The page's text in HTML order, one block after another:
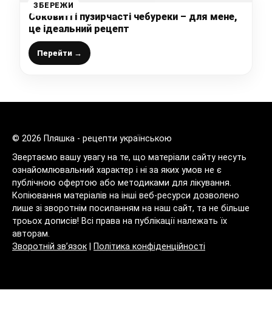
ЗБЕРЕЖИ
Соковиті і пузирчасті чебуреки – для мене,
це ідеальний рецепт
Перейти →
© 2026 Пляшка - рецепти українською
Звертаємо вашу увагу на те, що матеріали сайту несуть
ознайомлювальний характер і ні за яких умов не є
публічною офертою або методиками для лікування.
Копіювання матеріалів на інші веб-ресурси дозволено
лише зі зворотнім посиланням на наш сайт, та не більше
троьох дописів! Всі права на публікації належать їх
авторам.
Зворотній зв’язок
Політика конфіденційності